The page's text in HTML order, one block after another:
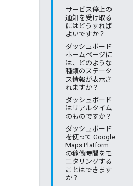
サービス停止の
通知を受け取る
にはどうすれば
よいですか？
ダッシュボード
ホームページに
は、どのような
種類のステータ
ス情報が表示さ
れますか？
ダッシュボード
はリアルタイム
のものですか？
ダッシュボード
を使って Google
Maps Platform
の稼働時間をモ
ニタリングする
ことはできます
か？